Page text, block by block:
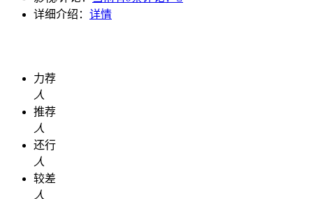
详细介绍： 详情
力荐
人
推荐
人
还行
人
较差
人